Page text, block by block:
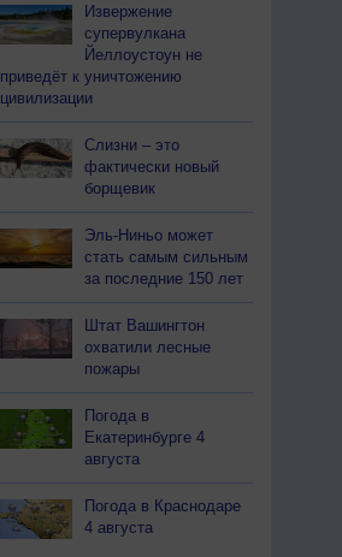
Извержение
супервулкана
Йеллоустоун не
приведёт к уничтожению
цивилизации
Слизни – это
фактически новый
борщевик
Эль-Ниньо может
стать самым сильным
за последние 150 лет
Штат Вашингтон
охватили лесные
пожары
Погода в
Екатеринбурге 4
августа
Погода в Краснодаре
4 августа